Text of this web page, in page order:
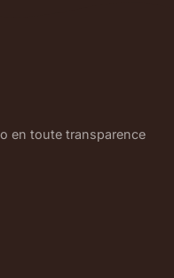
en toute transparence